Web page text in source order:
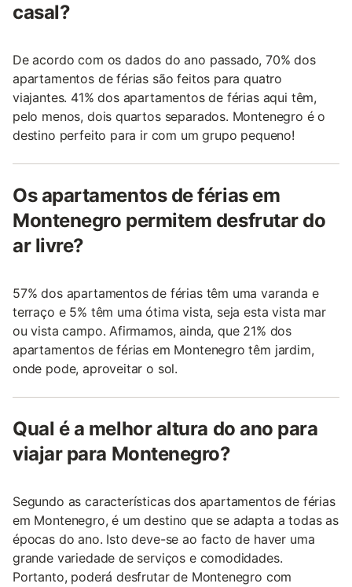
casal?
De acordo com os dados do ano passado, 70% dos
apartamentos de férias são feitos para quatro
viajantes. 41% dos apartamentos de férias aqui têm,
pelo menos, dois quartos separados. Montenegro é o
destino perfeito para ir com um grupo pequeno!
Os apartamentos de férias em
Montenegro permitem desfrutar do
ar livre?
57% dos apartamentos de férias têm uma varanda e
terraço e 5% têm uma ótima vista, seja esta vista mar
ou vista campo. Afirmamos, ainda, que 21% dos
apartamentos de férias em Montenegro têm jardim,
onde pode, aproveitar o sol.
Qual é a melhor altura do ano para
viajar para Montenegro?
Segundo as características dos apartamentos de férias
em Montenegro, é um destino que se adapta a todas as
épocas do ano. Isto deve-se ao facto de haver uma
grande variedade de serviços e comodidades.
Portanto, poderá desfrutar de Montenegro com